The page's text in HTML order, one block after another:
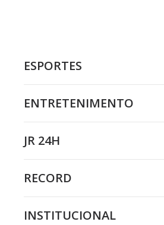
ESPORTES
ENTRETENIMENTO
JR 24H
RECORD
INSTITUCIONAL